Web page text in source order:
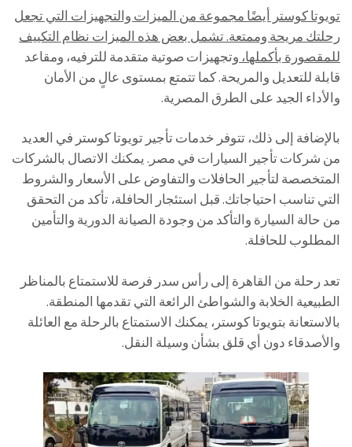
تويوتا كوستر أيضًا مجموعة من الميزات والتجهيزات التي تجعل
رحلتك مريحة وممتعة. تشمل بعض هذه الميزات نظام التكييف
للمقصورة بأكملها، وتجهيزات صوتية متقدمة للترفيه، ومقاعد
قابلة للتعديل والمريحة. كما تتمتع بمستوى عالٍ من الأمان
والأداء الجيد على الطرق المصرية.
بالإضافة إلى ذلك، تتوفر خدمات تأجير تويوتا كوستر في العديد
من شركات تأجير السيارات في مصر. يمكنك الاتصال بالشركات
المتخصصة لتأجير الحافلات والتفاوض على الأسعار والشروط
التي تناسب احتياجاتك. قبل استئجار الحافلة، تأكد من التحقق
من حالة السيارة والتأكد من وجودة الصيانة الدورية والتأمين
المطلوب للحافلة.
تعد رحلة من القاهرة إلى رأس سدر فرصة للاستمتاع بالمناظر
الطبيعية الخلابة والشواطئ الرائعة التي تقدمها المنطقة.
بالاستعانة بتويوتا كوستر، يمكنك الاستمتاع بالرحلة مع العائلة
والأصدقاء دون أي قلق بشأن وسيلة النقل.